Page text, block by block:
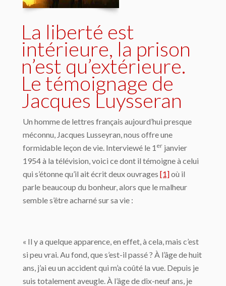
La liberté est
intérieure, la prison
n’est qu’extérieure.
Le témoignage de
Jacques Luysseran
Un homme de lettres français aujourd’hui presque
méconnu, Jacques Lusseyran, nous offre une
formidable leçon de vie. Interviewé le 1 er janvier
1954 à la télévision, voici ce dont il témoigne à celui
qui s’étonne qu’il ait écrit deux ouvrages [1]où il
parle beaucoup du bonheur, alors que le malheur
semble s’être acharné sur sa vie :
« Il y a quelque apparence, en effet, à cela, mais c’est
si peu vrai. Au fond, que s’est-il passé ? À l’âge de huit
ans, j’ai eu un accident qui m’a coûté la vue. Depuis je
suis totalement aveugle. À l’âge de dix-neuf ans, je